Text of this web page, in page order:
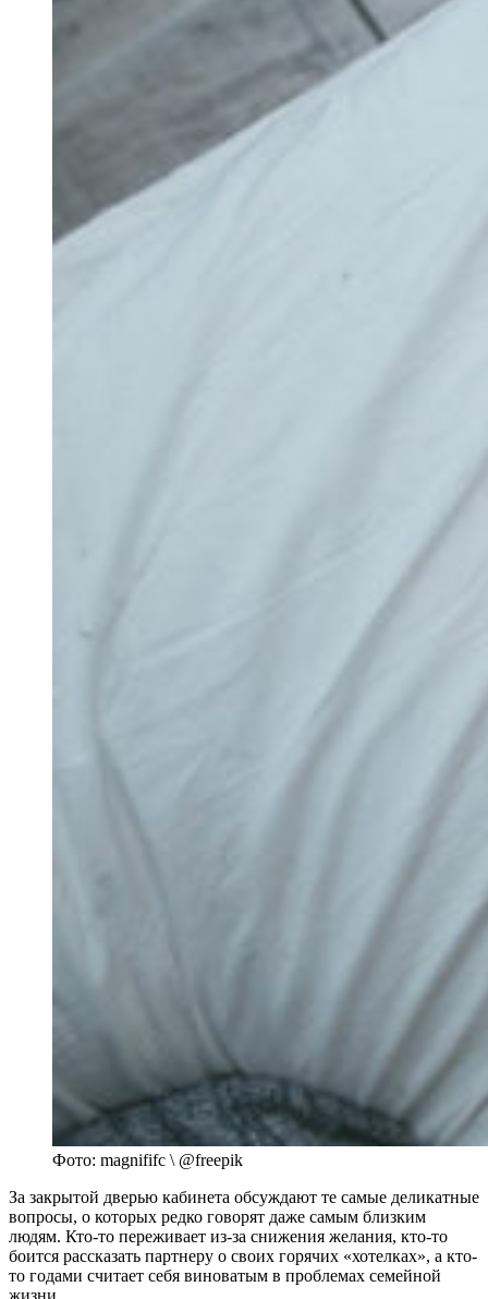
Фото: magnififc \ @freepik
За закрытой дверью кабинета обсуждают те самые деликатные
вопросы, о которых редко говорят даже самым близким
людям. Кто-то переживает из-за снижения желания, кто-то
боится рассказать партнеру о своих горячих «хотелках», а кто-
то годами считает себя виноватым в проблемах семейной
жизни.